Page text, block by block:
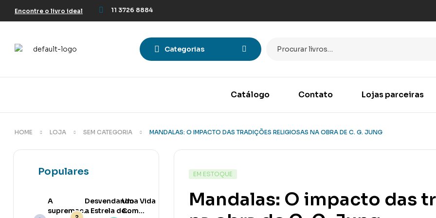
Encontre o livro ideal 11 3726 8884
Categorias
Catálogo Contato Lojas parceiras
HOME LOJA SEM CATEGORIA MANDALAS: O IMPACTO DAS TRADIÇÕES RELIGIOSAS NA OBRA DE C. G. JUNG
EM ESTOQUE
Mandalas: O impacto das
Populares
A
supremacia
Desvendando
a Estrela de
Uma Vida
Com